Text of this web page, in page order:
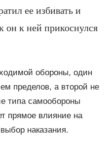
ее избивать и
он к ней прикоснулся
обороны, один
пределов, а второй не
типа самообороны
прямое влияние на
наказания.